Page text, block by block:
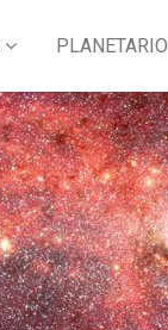
PLANETARIO